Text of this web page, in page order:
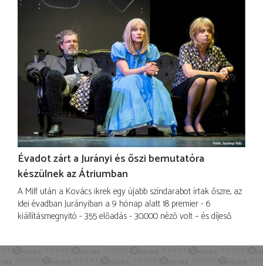
Évadot zárt a Jurányi és őszi bemutatóra
készülnek az Átriumban
A Milf után a Kovács ikrek egy újabb színdarabot írtak őszre, az
idei évadban Jurányiban a 9 hónap alatt 18 premier - 6
kiállításmegnyitó - 355 előadás - 30.000 néző volt – és díjeső.